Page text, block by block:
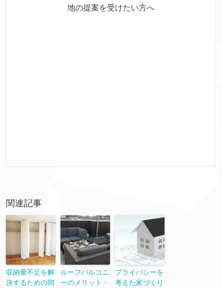
地の提案を受けたい方へ
関連記事
収納量不足を解
決するための間
ルーフバルコニ
ーのメリット・
プライバシーを
考えた家づくり